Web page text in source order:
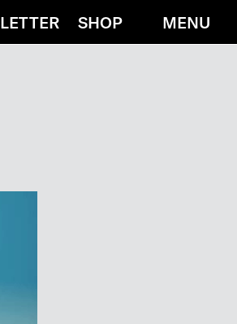
SHOP MENU